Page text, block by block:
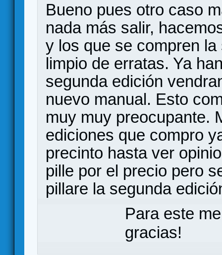
Bueno pues otro caso
nada más salir,
y los que se compren
limpio de erratas. Ya
segunda edición
nuevo manual. Esto
muy muy preocupante.
ediciones que compro
precinto hasta ver
pille por el precio pero
pillare la segunda
Para este
gracias!